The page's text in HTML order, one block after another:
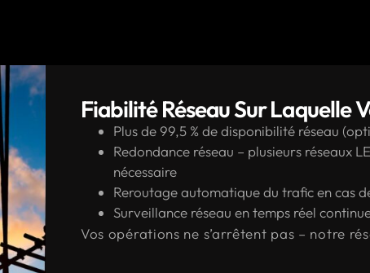
Fiabilité Réseau Sur Laquelle
Plus de 99,5 % de disponibilité réseau
Redondance réseau – plusieurs réseaux
nécessaire
Reroutage automatique du trafic en cas
Surveillance réseau en temps réel
Vos opérations ne s’arrêtent pas – notre